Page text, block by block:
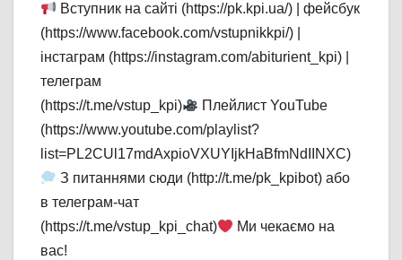
Вступник на сайті (https://pk.kpi.ua/) | фейсбук
(https://www.facebook.com/vstupnikkpi/) |
інстаграм (https://instagram.com/abiturient_kpi) |
телеграм
(https://t.me/vstup_kpi)
Плейлист YouTube
(https://www.youtube.com/playlist?
list=PL2CUl17mdAxpioVXUYIjkHaBfmNdIINXC)
З питаннями сюди (http://t.me/pk_kpibot) або
в телеграм-чат
(https://t.me/vstup_kpi_chat)
Ми чекаємо на
вас!